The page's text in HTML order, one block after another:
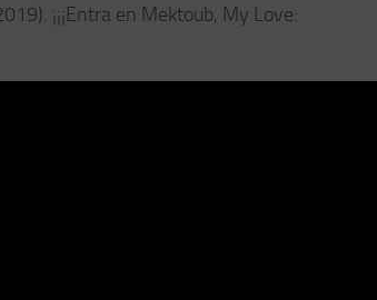
¡¡¡Entra en Mektoub, My Love: